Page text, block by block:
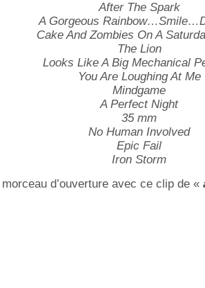
After The Spark
A Gorgeous
Cake And Zombies On A
The Lion
Looks Like A Big Mechanical
You Are Loughing At Me
Mindgame
A Perfect Night
35 mm
No Human Involved
Epic Fail
Iron Storm
d’ouverture avec ce clip de «